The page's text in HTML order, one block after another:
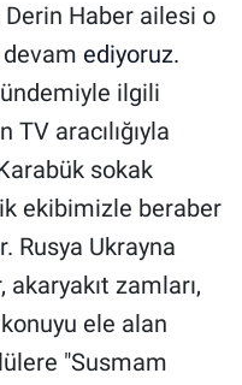
Haber ailesi o
devam ediyoruz.
ilgili
aracılığıyla
sokak
ekibimizle beraber
Rusya Ukrayna
akaryakıt zamları,
ele alan
"Susmam